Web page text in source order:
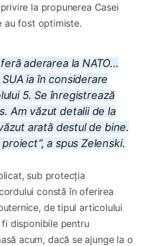
la propunerea Casei
au fost optimiste.
aderarea la NATO…
ia în considerare
5. Se înregistrează
Am văzut detalii de la
arată destul de bine.
a spus Zelenski.
sub protecția
constă în oferirea
de tipul articolului
disponibile pentru
acum, dacă se ajunge la o